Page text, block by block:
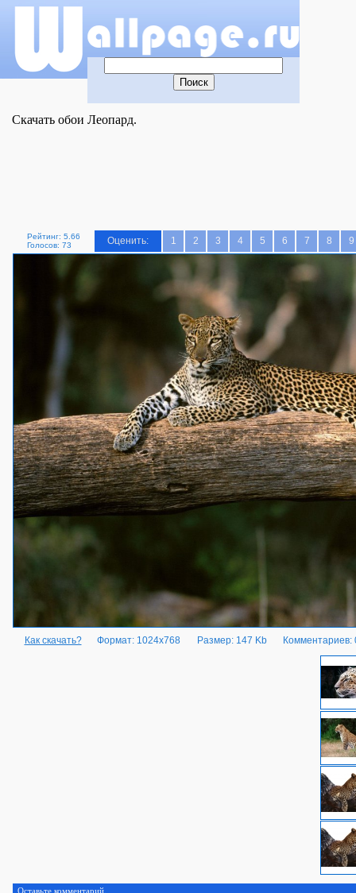
Скачать обои Леопард.
Рейтинг: 5.66
Голосов: 73
Оценить: 1 2 3 4 5 6 7 8 9
Как скачать? Формат: 1024x768 Размер: 147 Kb Комментариев:
Оставьте комментарий.